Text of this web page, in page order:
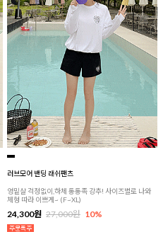
러브모어 밴딩 래쉬팬츠
엉밑살 걱정없이,하체 통통족 강추! 사이즈별로 나와
체형 따라 이쁘게~ (F~XL)
24,300원 27,000원 10%